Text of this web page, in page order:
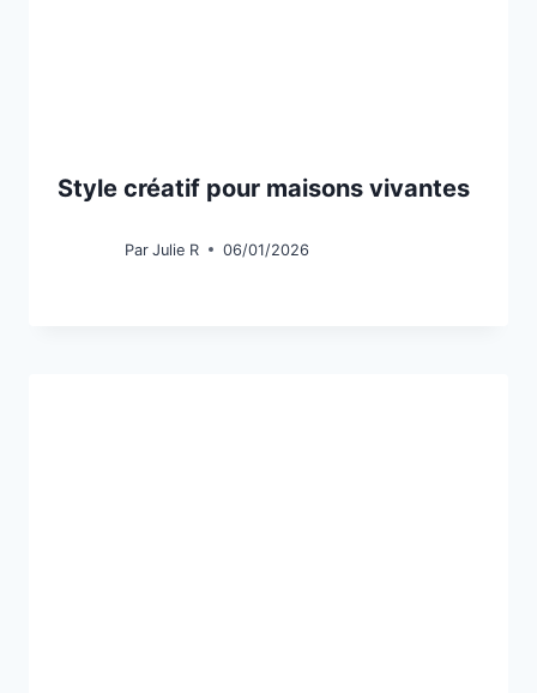
Style créatif pour maisons vivantes
Par Julie R 06/01/2026